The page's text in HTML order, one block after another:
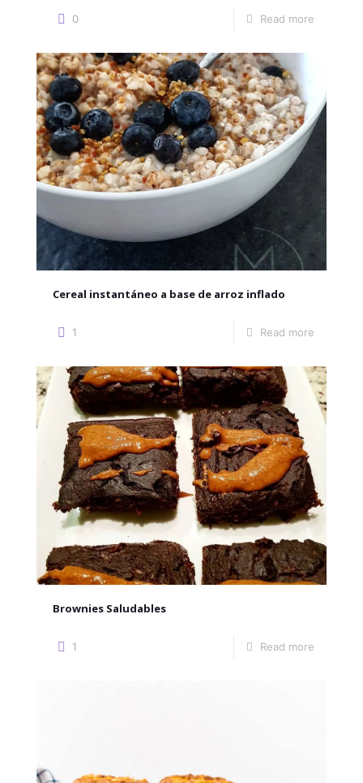
0 Read more
Cereal instantáneo a base de arroz inflado
1 Read more
Brownies Saludables
1 Read more